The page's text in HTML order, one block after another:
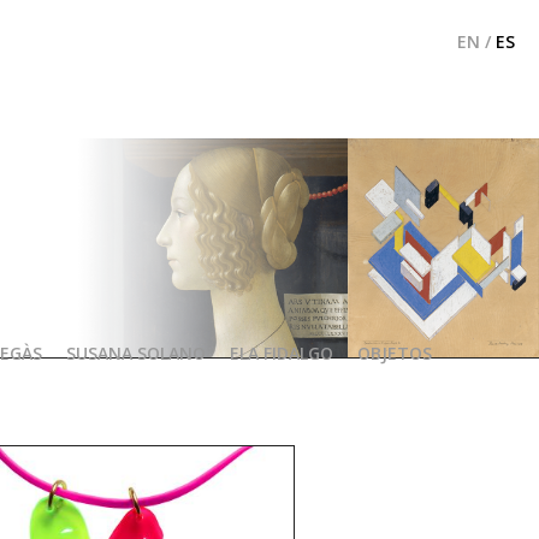
ES
/
EN
SUSANA SOLANO ELA FIDALGO OBJETOS
COLGANTE "MULLER"